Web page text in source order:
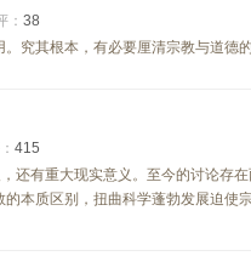
： 38
究其根本，有必要厘清宗教与道德
415
还有重大现实意义。至今的讨论存
本质区别，扭曲科学蓬勃发展迫使